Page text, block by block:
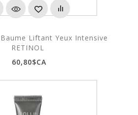
Baume Liftant Yeux Intensive
RETINOL
60,80$CA